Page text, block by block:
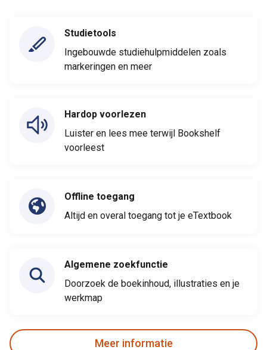
Studietools
Ingebouwde studiehulpmiddelen zoals
markeringen en meer
Hardop voorlezen
Luister en lees mee terwijl Bookshelf
voorleest
Offline toegang
Altijd en overal toegang tot je eTextbook
Algemene zoekfunctie
Doorzoek de boekinhoud, illustraties en je
werkmap
Meer informatie